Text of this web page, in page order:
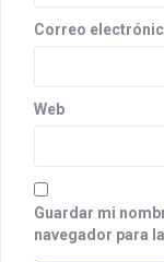
Correo
Web
Guardar mi
navegador para